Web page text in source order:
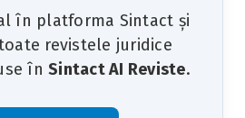
în platforma Sintact și
revistele juridice
în Sintact AI Reviste.